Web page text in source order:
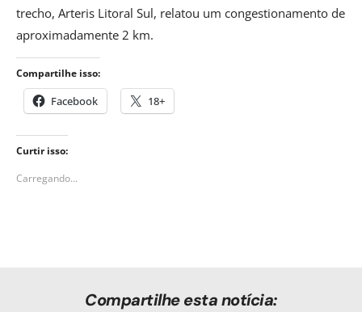
trecho, Arteris Litoral Sul, relatou um congestionamento de
aproximadamente 2 km.
Compartilhe isso:
Facebook 18+
Curtir isso:
Carregando...
Compartilhe esta notícia: